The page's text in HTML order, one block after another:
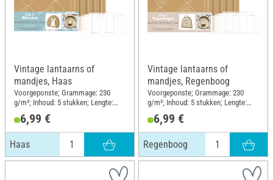
Vintage lantaarns of
mandjes, Haas
Voorgeponste; Grammage: 230
g/m²; Inhoud: 5 stukken; Lengte:
11.5 cm; Breedte: 8 cm; Hoogte: 13
cm; Materiaal: Kraftpapier
6,99 €
Haas
Vintage lantaarns of
mandjes, Regenboog
Voorgeponste; Grammage: 230
g/m²; Inhoud: 5 stukken; Lengte:
11.5 cm; Breedte: 8 cm; Hoogte: 13
cm; Materiaal: Kraftpapier
6,99 €
Regenboog